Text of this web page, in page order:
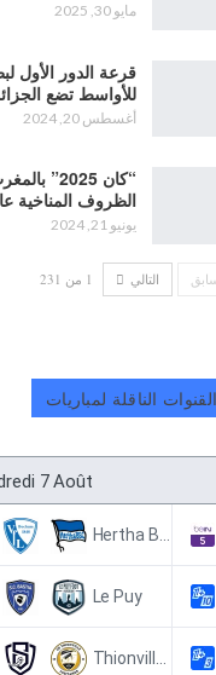
مايو 30, 2025
قرعة الدور الأول
للأواسط تضع
أغسطس 20, 2024
“كان
الظروف المناخية
يونيو 21, 2024
التالي 1 من 231
القنوات الناقلة لمباريات